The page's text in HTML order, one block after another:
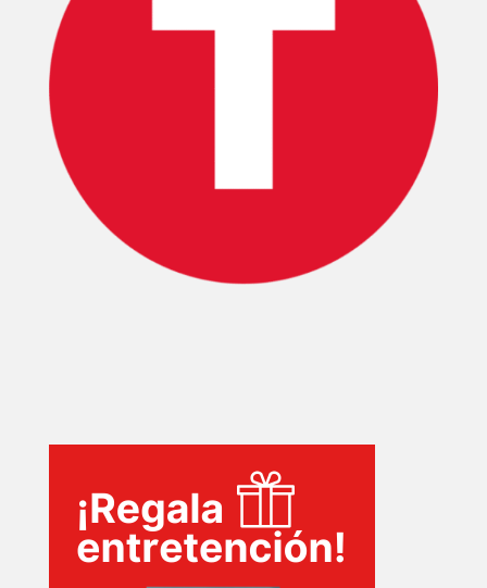
TECNOVITOS